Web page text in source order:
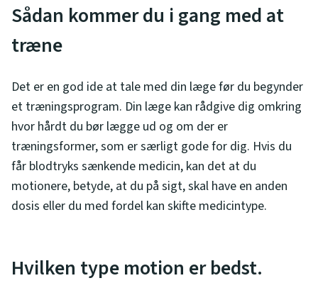
Sådan kommer du i gang med at
træne
Det er en god ide at tale med din læge før du begynder
et træningsprogram. Din læge kan rådgive dig omkring
hvor hårdt du bør lægge ud og om der er
træningsformer, som er særligt gode for dig. Hvis du
får blodtryks sænkende medicin, kan det at du
motionere, betyde, at du på sigt, skal have en anden
dosis eller du med fordel kan skifte medicintype.
Hvilken type motion er bedst.